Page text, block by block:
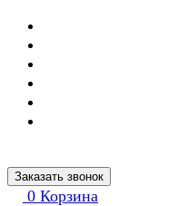
Заказать звонок
0 Корзина